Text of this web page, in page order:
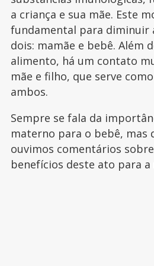
a criança e sua mãe. Este
fundamental para diminuir
dois: mamãe e bebê. Além
alimento, há um contato
mãe e filho, que serve
ambos.
Sempre se fala da
materno para o bebê, mas
ouvimos comentários
benefícios deste ato para a